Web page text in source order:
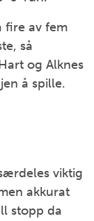
fire av fem
så
og Alknes
å spille.
viktig
akkurat
stopp da